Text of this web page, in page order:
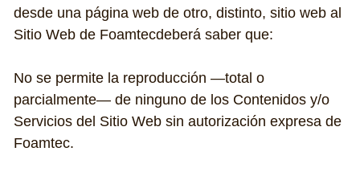
desde una página web de otro, distinto, sitio web al
Sitio Web de Foamtecdeberá saber que:
No se permite la reproducción —total o
parcialmente— de ninguno de los Contenidos y/o
Servicios del Sitio Web sin autorización expresa de
Foamtec.